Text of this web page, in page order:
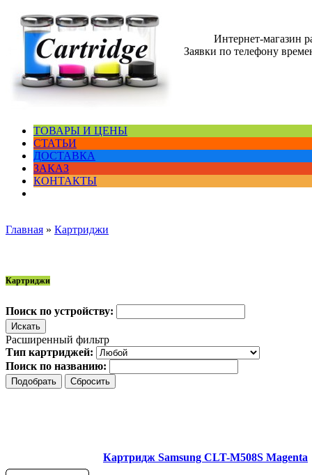
Интернет-магазин
Заявки по телефону
ТОВАРЫ И ЦЕНЫ
СТАТЬИ
ДОСТАВКА
ЗАКАЗ
КОНТАКТЫ
Главная » Картриджи
Картриджи
Поиск по устройству:
Расширенный фильтр
Тип картриджей:
Поиск по названию:
Картридж Samsung CLT-M508S Magenta